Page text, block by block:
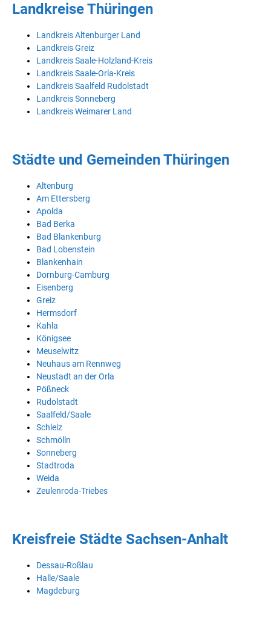
Landkreise Thüringen
Landkreis Altenburger Land
Landkreis Greiz
Landkreis Saale-Holzland-Kreis
Landkreis Saale-Orla-Kreis
Landkreis Saalfeld Rudolstadt
Landkreis Sonneberg
Landkreis Weimarer Land
Städte und Gemeinden Thüringen
Altenburg
Am Ettersberg
Apolda
Bad Berka
Bad Blankenburg
Bad Lobenstein
Blankenhain
Dornburg-Camburg
Eisenberg
Greiz
Hermsdorf
Kahla
Königsee
Meuselwitz
Neuhaus am Rennweg
Neustadt an der Orla
Pößneck
Rudolstadt
Saalfeld/Saale
Schleiz
Schmölln
Sonneberg
Stadtroda
Weida
Zeulenroda-Triebes
Kreisfreie Städte Sachsen-Anhalt
Dessau-Roßlau
Halle/Saale
Magdeburg